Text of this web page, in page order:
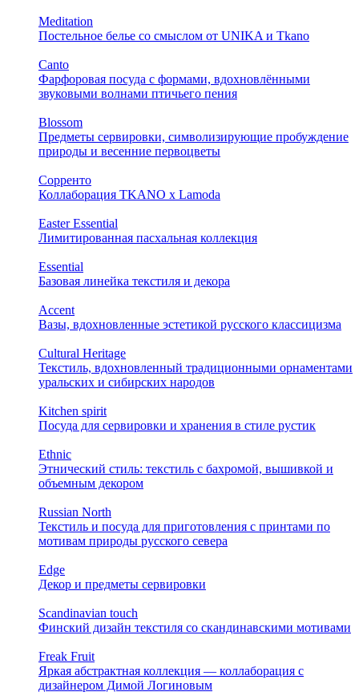
Meditation
Постельное белье со смыслом от UNIKA и Tkano
Canto
Фарфоровая посуда с формами, вдохновлёнными
звуковыми волнами птичьего пения
Blossom
Предметы сервировки, символизирующие пробуждение
природы и весенние первоцветы
Сорренто
Коллаборация TKANO х Lamoda
Easter Essential
Лимитированная пасхальная коллекция
Essential
Базовая линейка текстиля и декора
Accent
Вазы, вдохновленные эстетикой русского классицизма
Cultural Heritage
Текстиль, вдохновленный традиционными орнаментами
уральских и сибирских народов
Kitchen spirit
Посуда для сервировки и хранения в стиле рустик
Ethnic
Этнический стиль: текстиль с бахромой, вышивкой и
объемным декором
Russian North
Текстиль и посуда для приготовления с принтами по
мотивам природы русского севера
Edge
Декор и предметы сервировки
Scandinavian touch
Финский дизайн текстиля со скандинавскими мотивами
Freak Fruit
Яркая абстрактная коллекция — коллаборация с
дизайнером Димой Логиновым